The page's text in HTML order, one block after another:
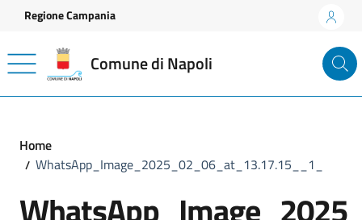
Vai ai contenuti
Vai al footer
Regione Campania
Comune di Napoli
Home
WhatsApp_Image_2025_02_06_at_13.17.15__1_